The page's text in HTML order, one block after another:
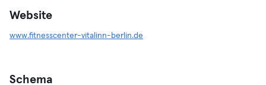
Website
www.fitnesscenter-vitalinn-berlin.de
Schema